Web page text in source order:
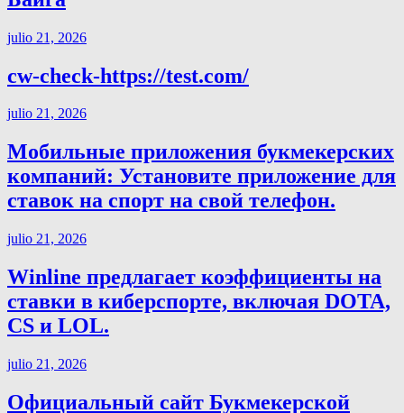
julio 21, 2026
cw-check-https://test.com/
julio 21, 2026
Мобильные приложения букмекерских
компаний: Установите приложение для
ставок на спорт на свой телефон.
julio 21, 2026
Winline предлагает коэффициенты на
ставки в киберспорте, включая DOTA,
CS и LOL.
julio 21, 2026
Официальный сайт Букмекерской